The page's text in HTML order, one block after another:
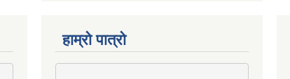
हाम्रो पात्रो